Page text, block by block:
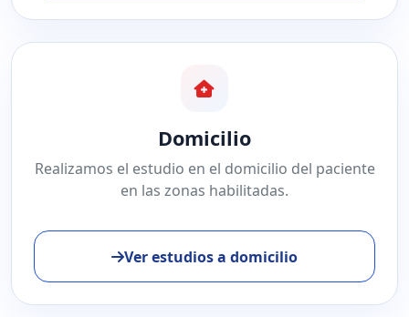
Domicilio
Realizamos el estudio en el domicilio del paciente
en las zonas habilitadas.
Ver estudios a domicilio